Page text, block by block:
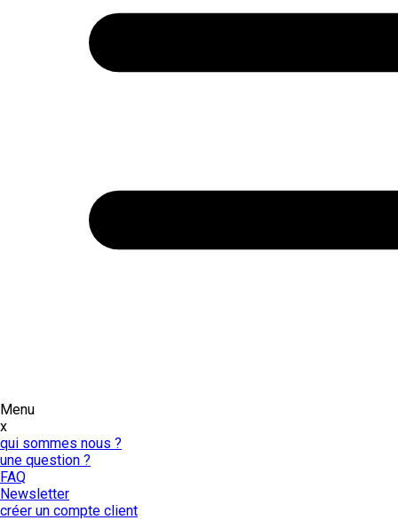
Menu
x
qui sommes nous ?
une question ?
FAQ
Newsletter
créer un compte client